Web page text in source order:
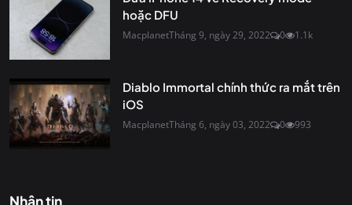
hoặc DFU
MacplanetTháng 9, ngày 29, 2022 0 1.1k
Diablo Immortal chính thức ra mắt trên
iOS
MacplanetTháng 6, ngày 03, 2022 0 993
Nhận tin